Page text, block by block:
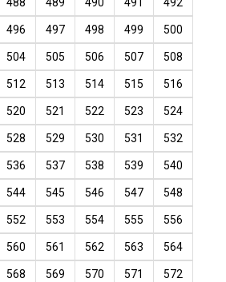
488 489 490 491 492
496 497 498 499 500
504 505 506 507 508
512 513 514 515 516
520 521 522 523 524
528 529 530 531 532
536 537 538 539 540
544 545 546 547 548
552 553 554 555 556
560 561 562 563 564
568 569 570 571 572